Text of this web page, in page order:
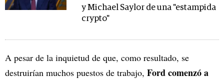
y Michael Saylor de una "estampida
crypto"
A pesar de la inquietud de que, como resultado, se
destruirían muchos puestos de trabajo, Ford comenzó a